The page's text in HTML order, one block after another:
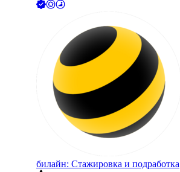
билайн: Стажировка и подработка